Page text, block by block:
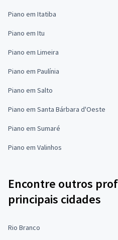
Piano em Itatiba
Piano em Itu
Piano em Limeira
Piano em Paulínia
Piano em Salto
Piano em Santa Bárbara d'Oeste
Piano em Sumaré
Piano em Valinhos
Encontre outros
principais cidades
Rio Branco